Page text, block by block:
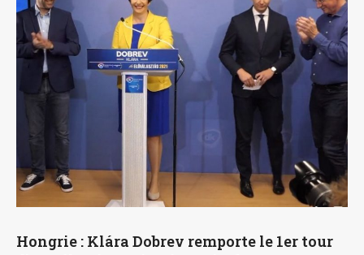
Hongrie : Klára Dobrev remporte le 1er tour